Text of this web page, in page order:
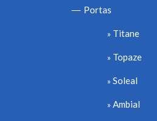
— Portas
Titane
Topaze
Soleal
Ambial